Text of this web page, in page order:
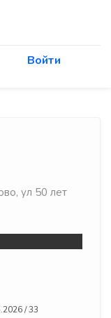
Войти
ул 50 лет
/ 33